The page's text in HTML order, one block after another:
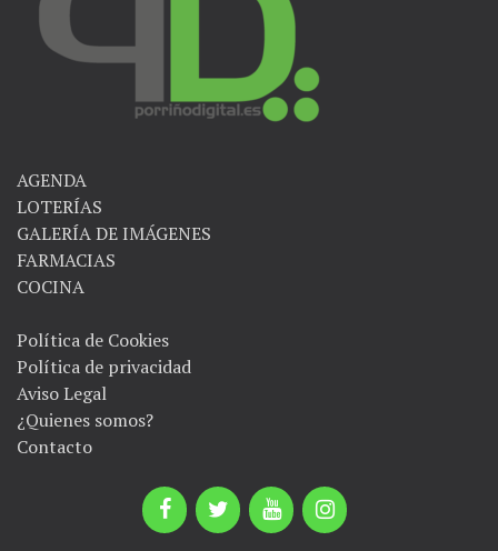
AGENDA
LOTERÍAS
GALERÍA DE IMÁGENES
FARMACIAS
COCINA
Política de Cookies
Política de privacidad
Aviso Legal
¿Quienes somos?
Contacto